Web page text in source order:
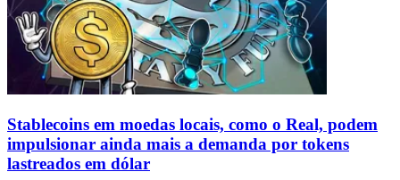
Stablecoins ​​em moedas locais, como o Real, podem
impulsionar ainda mais a demanda por tokens
lastreados em dólar